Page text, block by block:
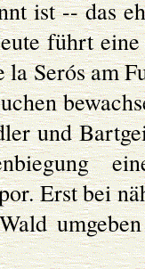
ist -- das
führt
la Serós am
und
Erst bei